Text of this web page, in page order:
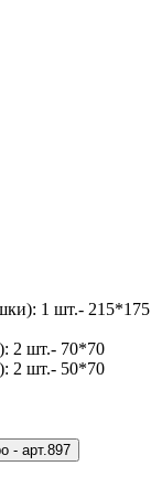
1 шт.- 215*175
2 шт.- 70*70
2 шт.- 50*70
- арт.897